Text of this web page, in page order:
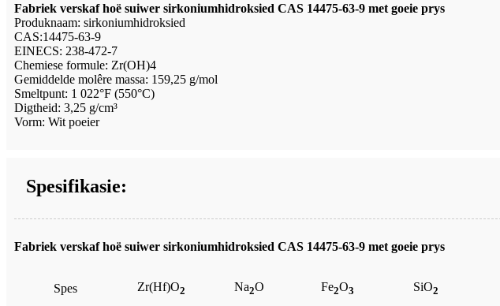
Fabriek verskaf hoë suiwer sirkoniumhidroksied CAS 14475-63-9 met goeie prys
Produknaam: sirkoniumhidroksied
CAS:14475-63-9
EINECS: 238-472-7
Chemiese formule: Zr(OH)4
Gemiddelde molêre massa: 159,25 g/mol
Smeltpunt: 1 022°F (550°C)
Digtheid: 3,25 g/cm³
Vorm: Wit poeier
Spesifikasie:
Fabriek verskaf hoë suiwer sirkoniumhidroksied CAS 14475-63-9 met goeie prys
Spes Zr(Hf)O2 Na2O Fe2O3 SiO2